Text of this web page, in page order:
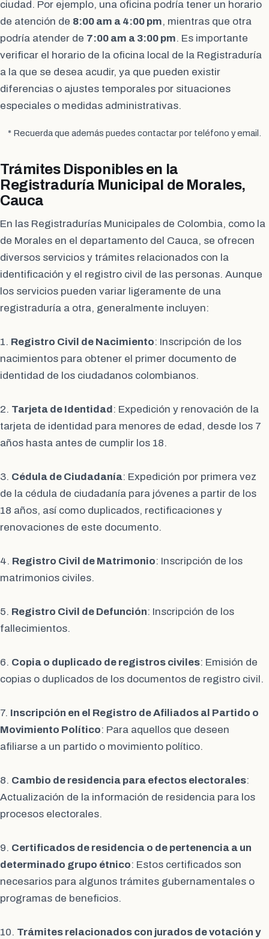
ciudad. Por ejemplo, una oficina podría tener un horario
de atención de 8:00 am a 4:00 pm, mientras que otra
podría atender de 7:00 am a 3:00 pm. Es importante
verificar el horario de la oficina local de la Registraduría
a la que se desea acudir, ya que pueden existir
diferencias o ajustes temporales por situaciones
especiales o medidas administrativas.
* Recuerda que además puedes contactar por teléfono y email.
Trámites Disponibles en la
Registraduría Municipal de Morales,
Cauca
En las Registradurías Municipales de Colombia, como la
de Morales en el departamento del Cauca, se ofrecen
diversos servicios y trámites relacionados con la
identificación y el registro civil de las personas. Aunque
los servicios pueden variar ligeramente de una
registraduría a otra, generalmente incluyen:
1. Registro Civil de Nacimiento: Inscripción de los
nacimientos para obtener el primer documento de
identidad de los ciudadanos colombianos.
2. Tarjeta de Identidad : Expedición y renovación de la
tarjeta de identidad para menores de edad, desde los 7
años hasta antes de cumplir los 18.
3. Cédula de Ciudadanía: Expedición por primera vez
de la cédula de ciudadanía para jóvenes a partir de los
18 años, así como duplicados, rectificaciones y
renovaciones de este documento.
4. Registro Civil de Matrimonio: Inscripción de los
matrimonios civiles.
5. Registro Civil de Defunción: Inscripción de los
fallecimientos.
6. Copia o duplicado de registros civiles: Emisión de
copias o duplicados de los documentos de registro civil.
7. Inscripción en el Registro de Afiliados al Partido o
Movimiento Político: Para aquellos que deseen
afiliarse a un partido o movimiento político.
8. Cambio de residencia para efectos electorales:
Actualización de la información de residencia para los
procesos electorales.
9. Certificados de residencia o de pertenencia a un
determinado grupo étnico: Estos certificados son
necesarios para algunos trámites gubernamentales o
programas de beneficios.
10. Trámites relacionados con jurados de votación y